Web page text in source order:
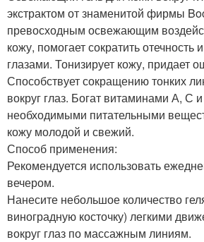
экстрактом от знаменитой фирмы
превосходным освежающим
кожу, помогает сократить отечность
глазами. Тонизирует кожу, придает
Способствует сокращению тонких
вокруг глаз. Богат витаминами А, С
необходимыми питательными
кожу молодой и свежий.
Способ применения:
Рекомендуется использовать
вечером.
Нанесите небольшое количество
виноградную косточку) легкими
вокруг глаз по массажным линиям.